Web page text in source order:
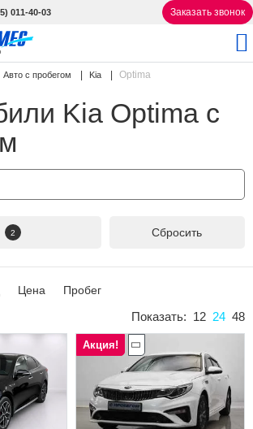
011-40-03 Заказать звонок
4866 авто
авто
Авто с пробегом Kia Optima
Kia Optima с
2 Сбросить
Цена Пробег
Показать: 12 24 48
Акция!